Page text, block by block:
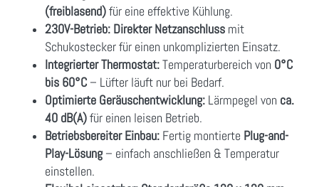
(freiblasend)für eine effektive Kühlung.
230V-Betrieb: Direkter Netzanschluss mit
Schukostecker für einen unkomplizierten Einsatz.
Integrierter Thermostat:Temperaturbereich von 0°C
bis 60°C – Lüfter läuft nur bei Bedarf.
Optimierte Geräuschentwicklung: Lärmpegel von ca.
40 dB(A)für einen leisen Betrieb.
Betriebsbereiter Einbau: Fertig montierte Plug-and-
Play-Lösung – einfach anschließen & Temperatur
einstellen.